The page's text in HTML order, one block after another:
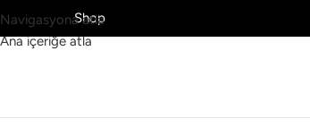
Navigasyona atla
Ana içeriğe atla
KeşfetShop